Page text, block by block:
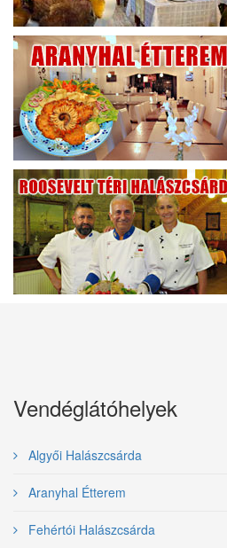
Vendéglátóhelyek
Algyői Halászcsárda
Aranyhal Étterem
Fehértói Halászcsárda